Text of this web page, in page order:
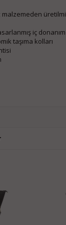
malzemeden
iç donanım
taşıma kolları